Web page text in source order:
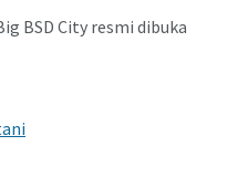
BSD City resmi dibuka